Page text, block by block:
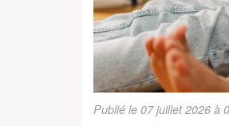
Publié le 07 juillet 2026 à